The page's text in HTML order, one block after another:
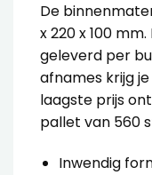
De
x 220 x 100
geleverd per
afnames krijg
laagste prijs
pallet van 560
Inwendig